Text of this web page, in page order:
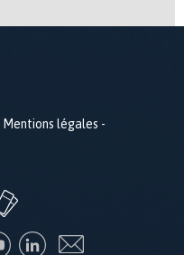
Mentions légales -